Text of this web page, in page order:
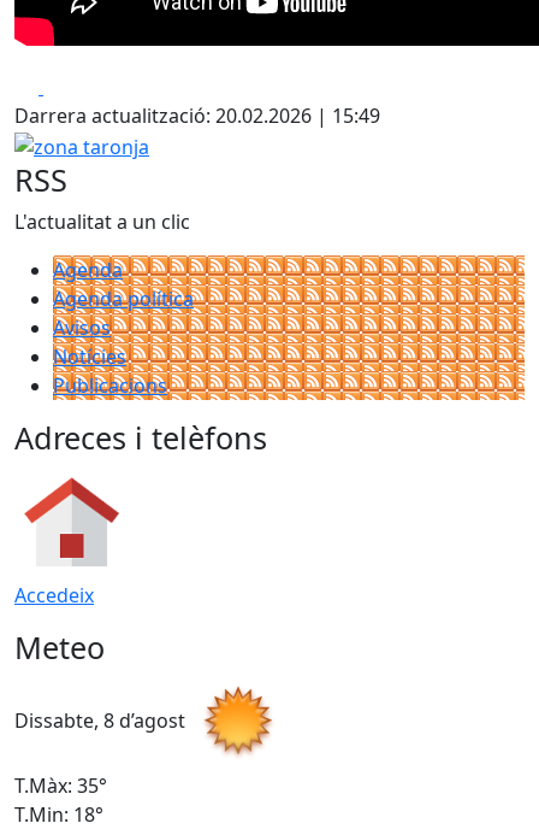
Darrera actualització: 20.02.2026 | 15:49
zona taronja
RSS
L'actualitat a un clic
Agenda
Agenda política
Avisos
Notícies
Publicacions
Adreces i telèfons
Accedeix
Meteo
Dissabte, 8 d’agost
T.Màx: 35°
T.Min: 18°